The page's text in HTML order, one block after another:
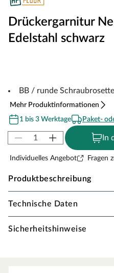
Drückergarnitur
Edelstahl schwarz
BB / runde
Mehr Produktinformationen
1 bis 3 Werktage
Paket-
In
Individuelles Angebot Fragen
Produktbeschreibung
Drückergarnitur Nera
Technische Daten
Sicherheitshinweise